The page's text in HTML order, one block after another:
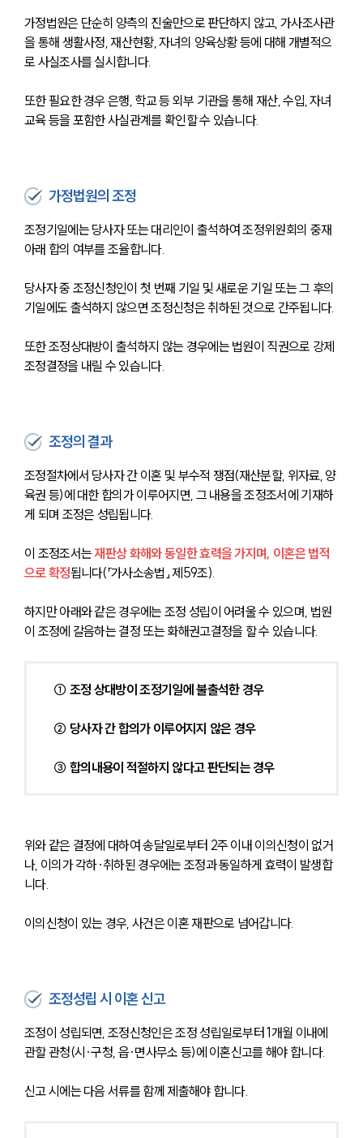
가정법원은 단순히 양측의 진술만으로 판단하지 않고, 가사조사관
을 통해 생활사정, 재산현황, 자녀의 양육상황 등에 대해 개별적으
로 사실조사를 실시합니다.
또한 필요한 경우 은행, 학교 등 외부 기관을 통해 재산, 수입, 자녀
교육 등을 포함한 사실관계를 확인할 수 있습니다.
가정법원의 조정
조정기일에는 당사자 또는 대리인이 출석하여 조정위원회의 중재
아래 합의 여부를 조율합니다.
당사자 중 조정신청인이 첫 번째 기일 및 새로운 기일 또는 그 후의
기일에도 출석하지 않으면 조정신청은 취하된 것으로 간주됩니다.
또한 조정상대방이 출석하지 않는 경우에는 법원이 직권으로 강제
조정결정을 내릴 수 있습니다.
조정의 결과
조정절차에서 당사자 간 이혼 및 부수적 쟁점(재산분할, 위자료, 양
육권 등)에 대한 합의가 이루어지면, 그 내용을 조정조서에 기재하
게 되며 조정은 성립됩니다.
이 조정조서는 재판상 화해와 동일한 효력을 가지며, 이혼은 법적
으로 확정됩니다(「가사소송법」 제59조).
하지만 아래와 같은 경우에는 조정 성립이 어려울 수 있으며, 법원
이 조정에 갈음하는 결정 또는 화해권고결정을 할 수 있습니다.
① 조정 상대방이 조정기일에 불출석한 경우
② 당사자 간 합의가 이루어지지 않은 경우
③ 합의내용이 적절하지 않다고 판단되는 경우
위와 같은 결정에 대하여 송달일로부터 2주 이내 이의신청이 없거
나, 이의가 각하·취하된 경우에는 조정과 동일하게 효력이 발생합
니다.
이의신청이 있는 경우, 사건은 이혼 재판으로 넘어갑니다.
조정성립 시 이혼 신고
조정이 성립되면, 조정신청인은 조정 성립일로부터 1개월 이내에
관할 관청(시·구청, 읍·면사무소 등)에 이혼신고를 해야 합니다.
신고 시에는 다음 서류를 함께 제출해야 합니다.